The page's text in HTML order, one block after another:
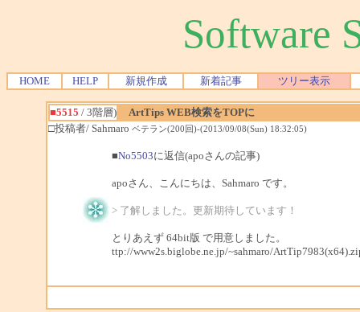
Software
HOME HELP 新規作成 新着記事 ツリー表示
■5515 / 3階層)
ArtTips WEB検索をTOPに
□投稿者/ Sahmaro ベテラン(200回)-(2013/09/08(Sun) 18:32:05)
■No5503に返信(apoさんの記事)
apoさん、こんにちは、Sahmaro です。
> 了解しました。更新期待しています！
とりあえず 64bit版 で用意しました。
ttp://www2s.biglobe.ne.jp/~sahmaro/